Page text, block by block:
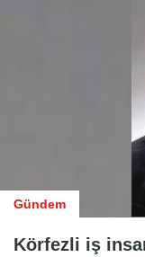
Gündem
Körfezli iş